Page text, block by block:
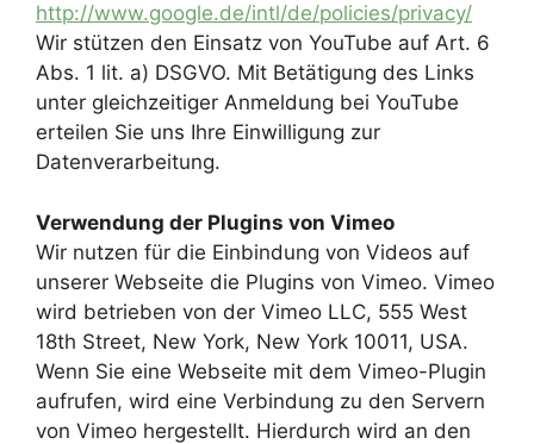
http://www.google.de/intl/de/policies/privacy/
Wir stützen den Einsatz von YouTube auf Art. 6
Abs. 1 lit. a) DSGVO. Mit Betätigung des Links
unter gleichzeitiger Anmeldung bei YouTube
erteilen Sie uns Ihre Einwilligung zur
Datenverarbeitung.
Verwendung der Plugins von Vimeo
Wir nutzen für die Einbindung von Videos auf
unserer Webseite die Plugins von Vimeo. Vimeo
wird betrieben von der Vimeo LLC, 555 West
18th Street, New York, New York 10011, USA.
Wenn Sie eine Webseite mit dem Vimeo-Plugin
aufrufen, wird eine Verbindung zu den Servern
von Vimeo hergestellt. Hierdurch wird an den